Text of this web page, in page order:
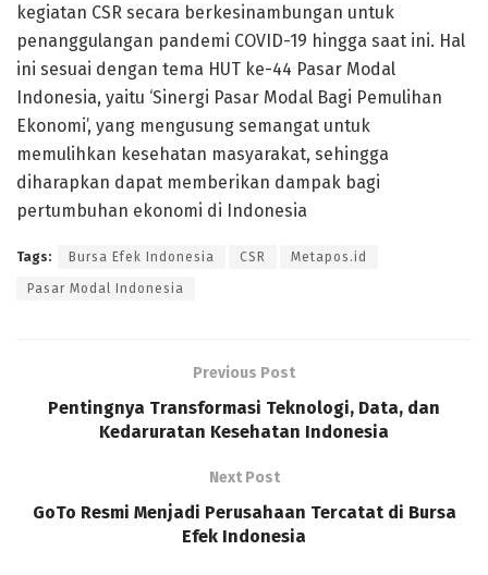
kegiatan CSR secara berkesinambungan untuk
penanggulangan pandemi COVID-19 hingga saat ini. Hal
ini sesuai dengan tema HUT ke-44 Pasar Modal
Indonesia, yaitu ‘Sinergi Pasar Modal Bagi Pemulihan
Ekonomi’, yang mengusung semangat untuk
memulihkan kesehatan masyarakat, sehingga
diharapkan dapat memberikan dampak bagi
pertumbuhan ekonomi di Indonesia
Tags: Bursa Efek Indonesia CSR Metapos.id
Pasar Modal Indonesia
Previous Post
Pentingnya Transformasi Teknologi, Data, dan
Kedaruratan Kesehatan Indonesia
Next Post
GoTo Resmi Menjadi Perusahaan Tercatat di Bursa
Efek Indonesia